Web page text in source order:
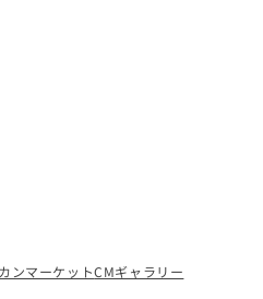
ンマーケットCMギャラリー